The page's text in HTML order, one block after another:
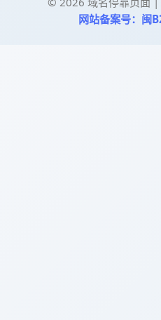
网站备案号：闽